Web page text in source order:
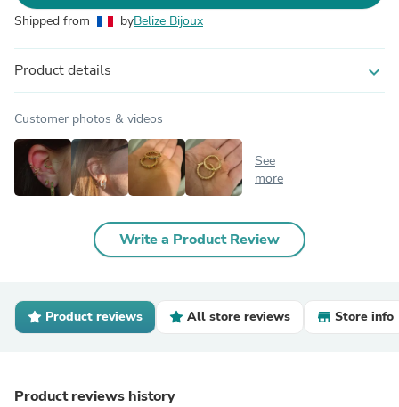
Shipped from byBelize Bijoux
Product details expand_more
Customer photos & videos
See
more
Write a Product Review
Product reviews All store reviews Store info
Product reviews history